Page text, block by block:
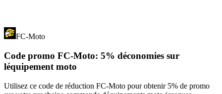
FC-Moto
Code promo FC-Moto: 5% déconomies sur
léquipement moto
Utilisez ce code de réduction FC-Moto pour obtenir 5% de promo